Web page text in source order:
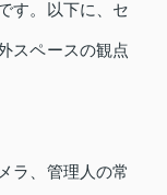
す。以下に、セ
スペースの観点
ラ、管理人の常